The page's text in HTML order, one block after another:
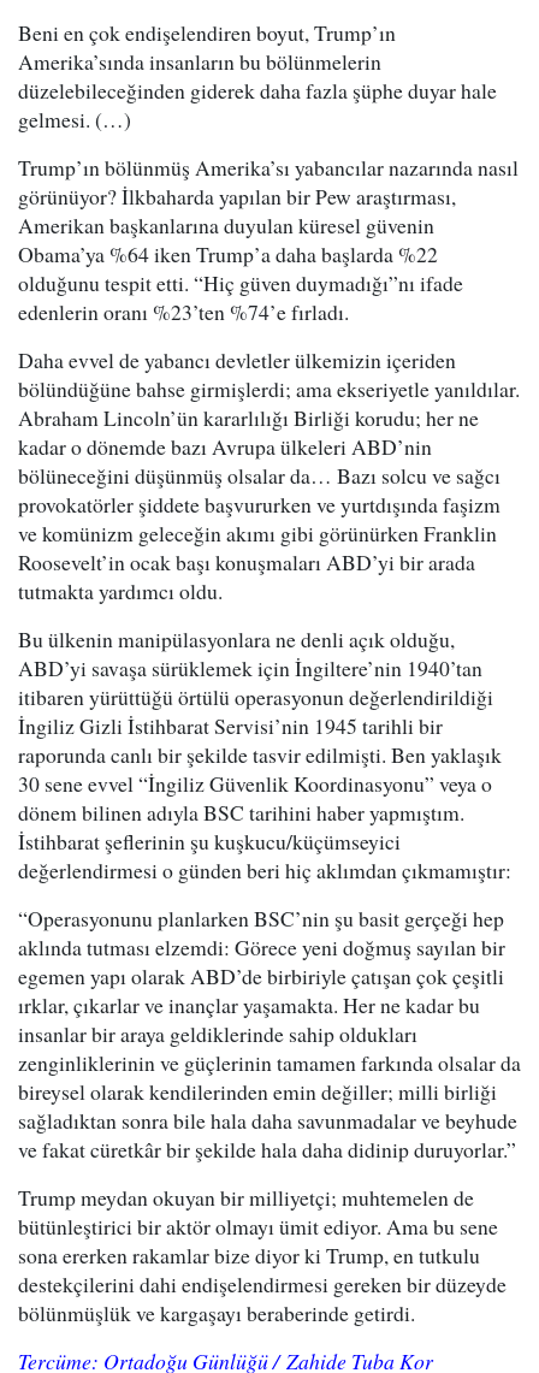
Beni en çok endişelendiren boyut, Trump’ın
Amerika’sında insanların bu bölünmelerin
düzelebileceğinden giderek daha fazla şüphe duyar hale
gelmesi. (…)
Trump’ın bölünmüş Amerika’sı yabancılar nazarında nasıl
görünüyor? İlkbaharda yapılan bir Pew araştırması,
Amerikan başkanlarına duyulan küresel güvenin
Obama’ya %64 iken Trump’a daha başlarda %22
olduğunu tespit etti. “Hiç güven duymadığı”nı ifade
edenlerin oranı %23’ten %74’e fırladı.
Daha evvel de yabancı devletler ülkemizin içeriden
bölündüğüne bahse girmişlerdi; ama ekseriyetle yanıldılar.
Abraham Lincoln’ün kararlılığı Birliği korudu; her ne
kadar o dönemde bazı Avrupa ülkeleri ABD’nin
bölüneceğini düşünmüş olsalar da… Bazı solcu ve sağcı
provokatörler şiddete başvururken ve yurtdışında faşizm
ve komünizm geleceğin akımı gibi görünürken Franklin
Roosevelt’in ocak başı konuşmaları ABD’yi bir arada
tutmakta yardımcı oldu.
Bu ülkenin manipülasyonlara ne denli açık olduğu,
ABD’yi savaşa sürüklemek için İngiltere’nin 1940’tan
itibaren yürüttüğü örtülü operasyonun değerlendirildiği
İngiliz Gizli İstihbarat Servisi’nin 1945 tarihli bir
raporunda canlı bir şekilde tasvir edilmişti. Ben yaklaşık
30 sene evvel “İngiliz Güvenlik Koordinasyonu” veya o
dönem bilinen adıyla BSC tarihini haber yapmıştım.
İstihbarat şeflerinin şu kuşkucu/küçümseyici
değerlendirmesi o günden beri hiç aklımdan çıkmamıştır:
“Operasyonunu planlarken BSC’nin şu basit gerçeği hep
aklında tutması elzemdi: Görece yeni doğmuş sayılan bir
egemen yapı olarak ABD’de birbiriyle çatışan çok çeşitli
ırklar, çıkarlar ve inançlar yaşamakta. Her ne kadar bu
insanlar bir araya geldiklerinde sahip oldukları
zenginliklerinin ve güçlerinin tamamen farkında olsalar da
bireysel olarak kendilerinden emin değiller; milli birliği
sağladıktan sonra bile hala daha savunmadalar ve beyhude
ve fakat cüretkâr bir şekilde hala daha didinip duruyorlar.”
Trump meydan okuyan bir milliyetçi; muhtemelen de
bütünleştirici bir aktör olmayı ümit ediyor. Ama bu sene
sona ererken rakamlar bize diyor ki Trump, en tutkulu
destekçilerini dahi endişelendirmesi gereken bir düzeyde
bölünmüşlük ve kargaşayı beraberinde getirdi.
Tercüme: Ortadoğu Günlüğü / Zahide Tuba Kor